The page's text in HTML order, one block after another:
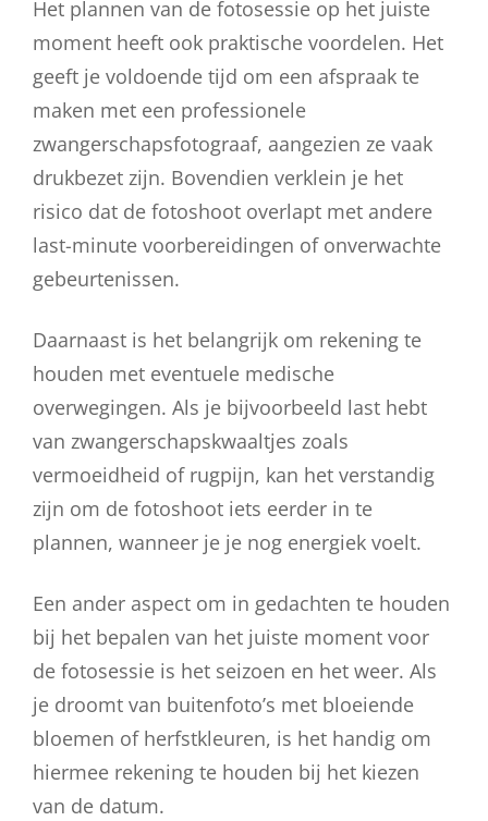
Het plannen van de fotosessie op het juiste
moment heeft ook praktische voordelen. Het
geeft je voldoende tijd om een afspraak te
maken met een professionele
zwangerschapsfotograaf, aangezien ze vaak
drukbezet zijn. Bovendien verklein je het
risico dat de fotoshoot overlapt met andere
last-minute voorbereidingen of onverwachte
gebeurtenissen.
Daarnaast is het belangrijk om rekening te
houden met eventuele medische
overwegingen. Als je bijvoorbeeld last hebt
van zwangerschapskwaaltjes zoals
vermoeidheid of rugpijn, kan het verstandig
zijn om de fotoshoot iets eerder in te
plannen, wanneer je je nog energiek voelt.
Een ander aspect om in gedachten te houden
bij het bepalen van het juiste moment voor
de fotosessie is het seizoen en het weer. Als
je droomt van buitenfoto’s met bloeiende
bloemen of herfstkleuren, is het handig om
hiermee rekening te houden bij het kiezen
van de datum.